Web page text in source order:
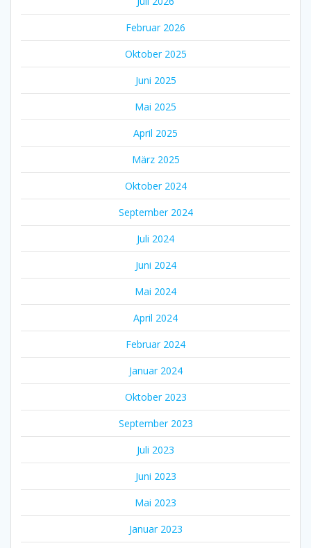
Februar 2026
Oktober 2025
Juni 2025
Mai 2025
April 2025
März 2025
Oktober 2024
September 2024
Juli 2024
Juni 2024
Mai 2024
April 2024
Februar 2024
Januar 2024
Oktober 2023
September 2023
Juli 2023
Juni 2023
Mai 2023
Januar 2023